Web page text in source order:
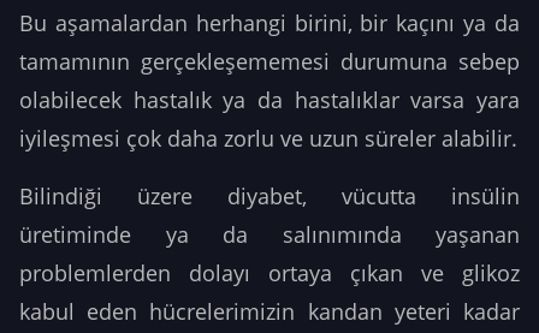
Bu aşamalardan herhangi birini, bir kaçını ya da
tamamının gerçekleşememesi durumuna sebep
olabilecek hastalık ya da hastalıklar varsa yara
iyileşmesi çok daha zorlu ve uzun süreler alabilir.
Bilindiği üzere diyabet, vücutta insülin
üretiminde ya da salınımında yaşanan
problemlerden dolayı ortaya çıkan ve glikoz
kabul eden hücrelerimizin kandan yeteri kadar